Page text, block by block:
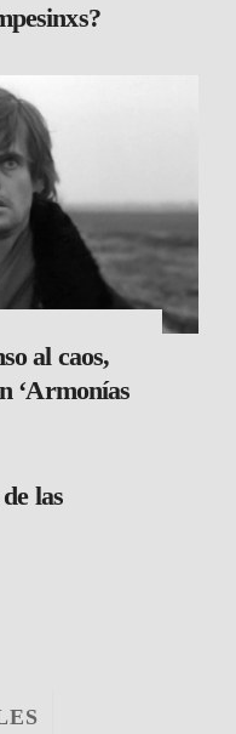
al caos,
‘Armonías
las